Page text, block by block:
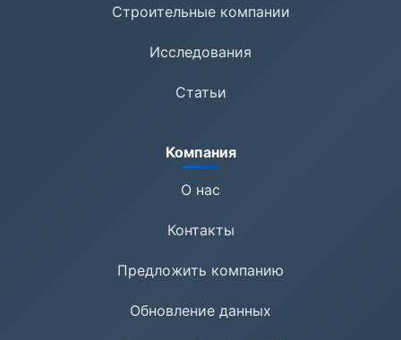
Строительные компании
Исследования
Статьи
Компания
О нас
Контакты
Предложить компанию
Обновление данных